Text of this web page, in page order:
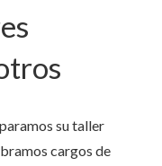
su taller
cargos de